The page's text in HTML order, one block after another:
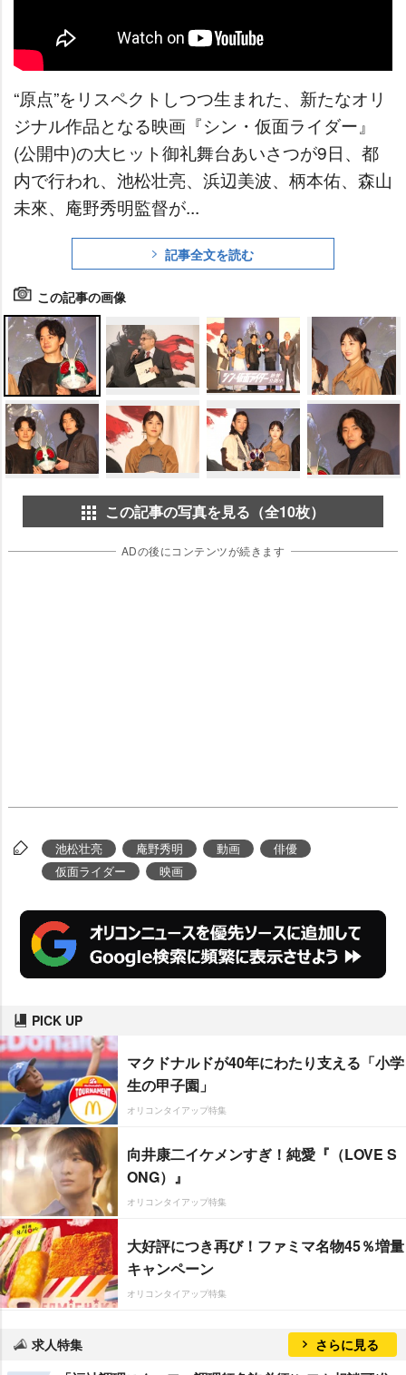
“原点”をリスペクトしつつ生まれた、新たなオリ
ジナル作品となる映画『シン・仮面ライダー』
(公開中)の大ヒット御礼舞台あいさつが9日、都
内で行われ、池松壮亮、浜辺美波、柄本佑、森山
未來、庵野秀明監督が...
記事全文を読む
この記事の画像
この記事の写真を見る（全10枚）
ADの後にコンテンツが続きます
池松壮亮 庵野秀明 動画
俳優
仮面ライダー
映画
PICK UP
マクドナルドが40年にわたり支える「小学
生の甲子園」
オリコンタイアップ特集
向井康二イケメンすぎ！純愛『（LOVE S
ONG）』
オリコンタイアップ特集
大好評につき再び！ファミマ名物45％増量
キャンペーン
オリコンタイアップ特集
求人特集 さらに見る